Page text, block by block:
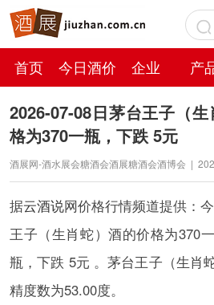
首页 今日酒价 企业 产
百科
2026-07-08日茅台王子（
格为370一瓶，下跌 5元
酒展网-酒水展会糖酒会酒展糖酒会酒博会 |
据云酒说网价格行情频道提供：
王子（生肖蛇）酒的价格为370
瓶，下跌 5元 。茅台王子（生肖
精度数为53.00度。